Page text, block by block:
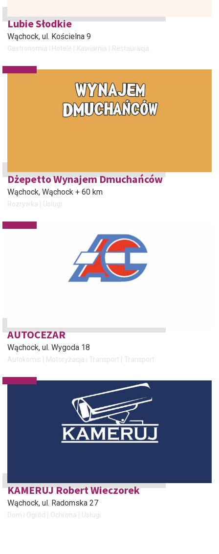
Lubie Słodkie
Wąchock, ul. Kościelna 9
Gastronomia i Hotele Kawiarnia Restauracja
Dżepetto Wynajem Dmuchańców
Wąchock, Wąchock + 60 km
Rozrywka Usługi
AUTOCEZAR
Wąchock, ul. Wygoda 18
Autokomis Motoryzacja i Transport Transport
KAMERUJ Robert Wieczorek
Wąchock, ul. Radomska 27
Dom i Ogród Ochrona Usługi